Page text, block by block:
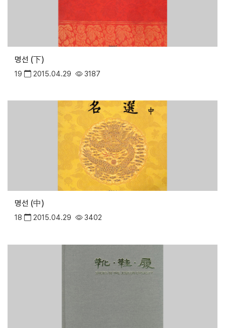
명선 (下)
19 2015.04.29 3187
명선 (中)
18 2015.04.29 3402